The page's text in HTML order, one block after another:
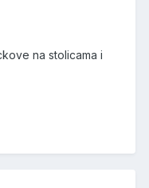
na stolicama i